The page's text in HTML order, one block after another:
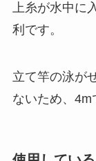
上糸が水中に
利です。
立て竿の泳が
ないため、4m